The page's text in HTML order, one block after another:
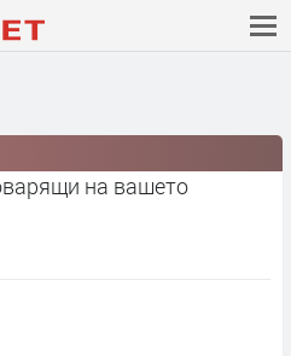
на вашето